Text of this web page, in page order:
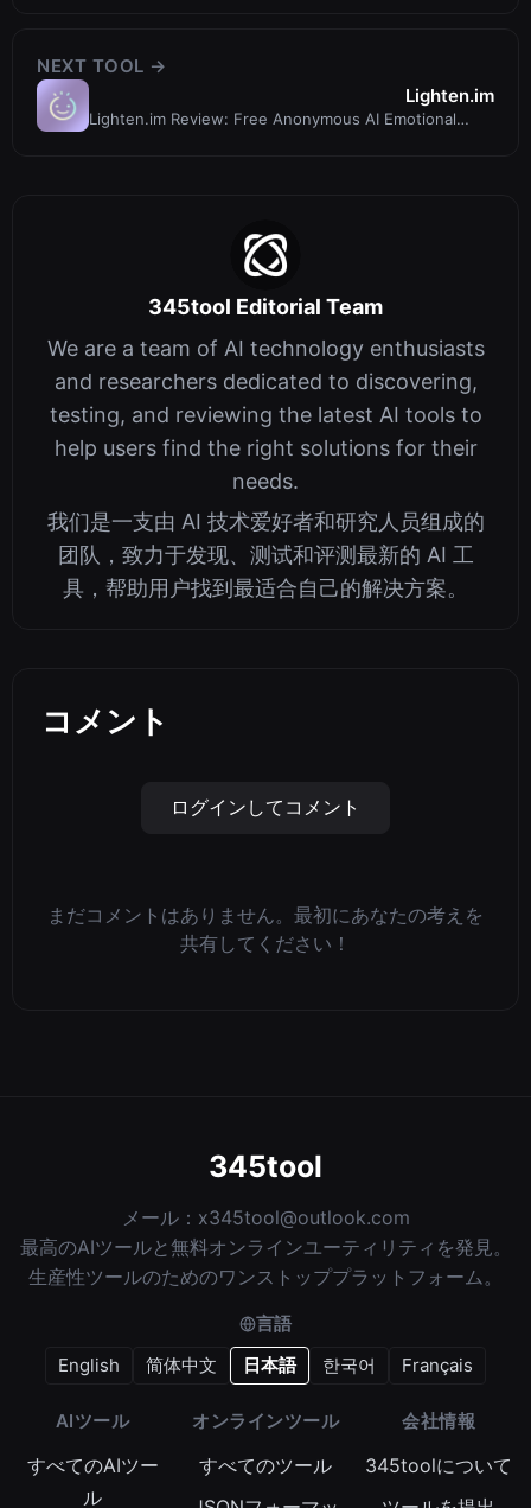
NEXT TOOL →
Lighten.im
Lighten.im Review: Free Anonymous AI Emotional
345tool Editorial Team
We are a team of AI technology enthusiasts
and researchers dedicated to discovering,
testing, and reviewing the latest AI tools to
help users find the right solutions for their
needs.
我们是一支由 AI 技术爱好者和研究人员组成的
团队，致力于发现、测试和评测最新的 AI 工
具，帮助用户找到最适合自己的解决方案。
コメント
ログインしてコメント
まだコメントはありません。最初にあなたの考えを
共有してください！
345tool
メール： x345tool@outlook.com
最高のAIツールと無料オンラインユーティリティを発見。
生産性ツールのためのワンストッププラットフォーム。
言語
English
简体中文 日本語 한국어 Français
AIツール
すべてのAIツー
ル
オンラインツール
すべてのツール
会社情報
345toolについて